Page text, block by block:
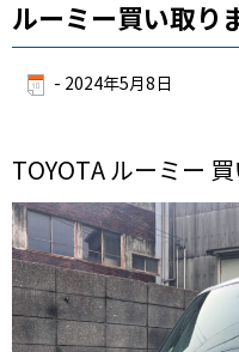
ルーミー買い取り
- 2024年5月8日
TOYOTA ルーミー